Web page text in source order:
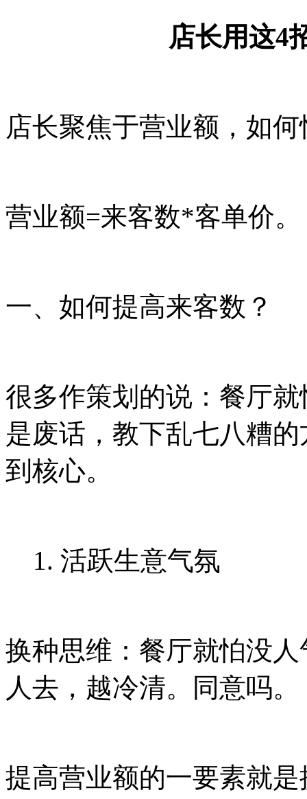
店长用这4
店长聚焦于营业额，如
营业额=来客数*客单价。
一、如何提高来客数？
很多作策划的说：餐厅
是废话，教下乱七八糟
到核心。
1. 活跃生意气氛
换种思维：餐厅就怕没
人去，越冷清。同意吗。
提高营业额的一要素就